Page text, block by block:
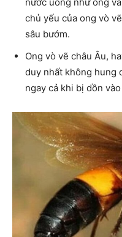
chủ yếu của ong vò
sâu bướm.
Ong vò vẽ châu Âu,
duy nhất không hung
ngay cả khi bị dồn